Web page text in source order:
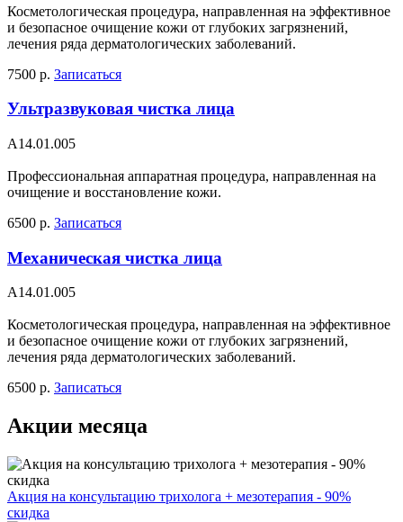
Косметологическая процедура, направленная на эффективное
и безопасное очищение кожи от глубоких загрязнений,
лечения ряда дерматологических заболеваний.
7500 р. Записаться
Ультразвуковая чистка лица
А14.01.005
Профессиональная аппаратная процедура, направленная на
очищение и восстановление кожи.
6500 р. Записаться
Механическая чистка лица
А14.01.005
Косметологическая процедура, направленная на эффективное
и безопасное очищение кожи от глубоких загрязнений,
лечения ряда дерматологических заболеваний.
6500 р. Записаться
Акции месяца
Акция на консультацию трихолога + мезотерапия - 90%
скидка